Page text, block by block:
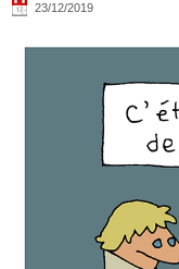
23/12/2019